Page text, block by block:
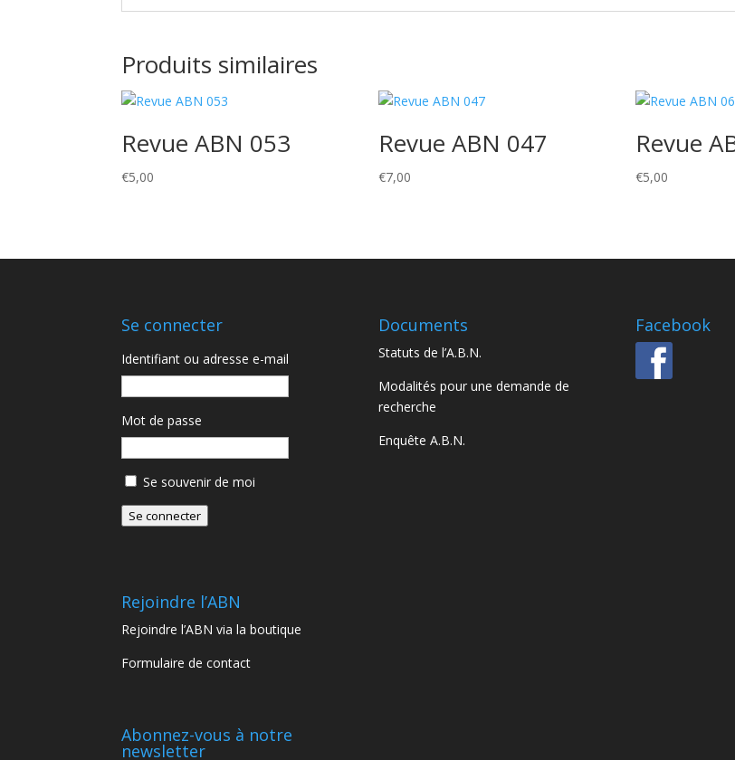
Produits similaires
Revue ABN 053
€5,00
Revue ABN 047
€7,00
Revue
€5,00
Se connecter
Identifiant ou adresse e-mail
Mot de passe
Se souvenir de moi
Se connecter
Rejoindre l’ABN
Rejoindre l’ABN via la boutique
Formulaire de contact
Abonnez-vous à notre
newsletter
Documents
Statuts de l’A.B.N.
Modalités pour une demande de
recherche
Enquête A.B.N.
Facebook